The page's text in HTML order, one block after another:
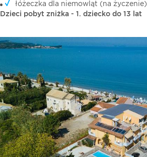
łóżeczka dla niemowląt (na życzenie)
Dzieci pobyt zniżka - 1. dziecko do 13 lat